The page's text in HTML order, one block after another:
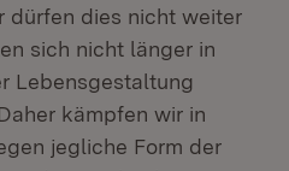
dürfen dies nicht weiter
sich nicht länger in
Lebensgestaltung
kämpfen wir in
jegliche Form der